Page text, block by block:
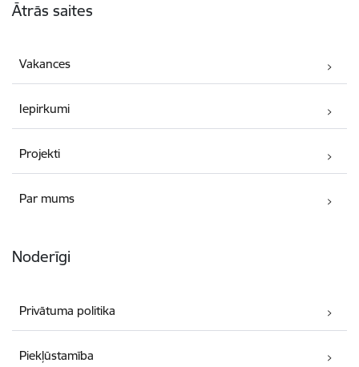
Ātrās saites
Vakances
Iepirkumi
Projekti
Par mums
Noderīgi
Privātuma politika
Piekļūstamība